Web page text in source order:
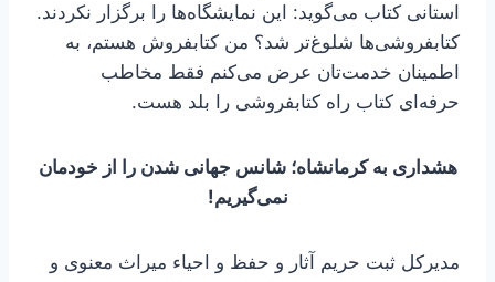
استانی کتاب می‌گوید: این نمایشگاه‌ها را برگزار نکردند.
کتابفروشی‌ها شلوغ‌تر شد؟ من کتابفروش هستم، به
اطمینان خدمت‌تان عرض می‌کنم فقط مخاطب
حرفه‌ای کتاب راه کتابفروشی را بلد هست.
هشداری به کرمانشاه؛ شانس جهانی شدن را از خودمان
نمی‌گیریم!
مدیرکل ثبت حریم آثار و حفظ و احیاء میراث معنوی و